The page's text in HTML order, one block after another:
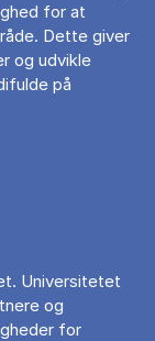
for at
Dette giver
og udvikle
på
Universitetet
og
for